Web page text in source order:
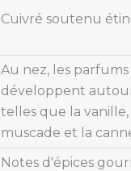
Cuivré soutenu
Au nez, les parfums
développent
telles que la vanille,
muscade et la
Notes d'épices